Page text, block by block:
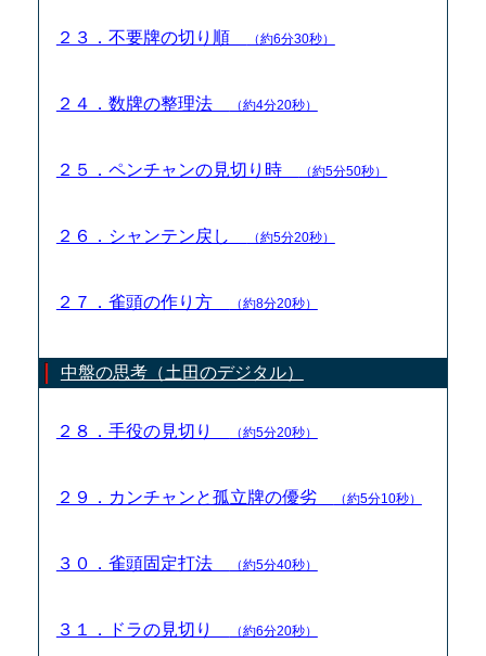
２３．不要牌の切り順 （約6分30秒）
２４．数牌の整理法 （約4分20秒）
２５．ペンチャンの見切り時 （約5分50秒）
２６．シャンテン戻し （約5分20秒）
２７．雀頭の作り方 （約8分20秒）
中盤の思考（土田のデジタル）
２８．手役の見切り （約5分20秒）
２９．カンチャンと孤立牌の優劣 （約5分10秒）
３０．雀頭固定打法 （約5分40秒）
３１．ドラの見切り （約6分20秒）